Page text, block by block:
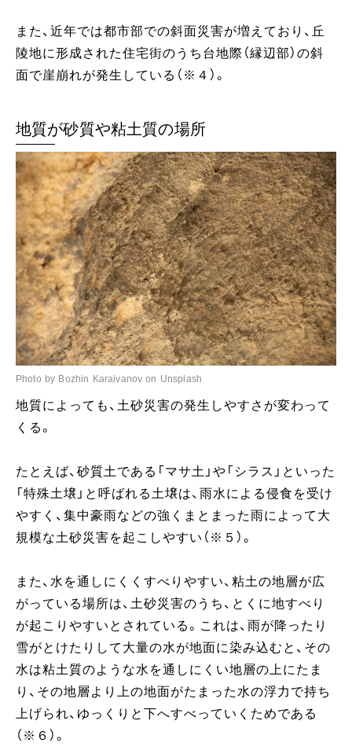
また、近年では都市部での斜面災害が増えており、丘
陵地に形成された住宅街のうち台地際（縁辺部）の斜
面で崖崩れが発生している（※４）。
地質が砂質や粘土質の場所
Photo by Bozhin Karaivanov on Unsplash
地質によっても、土砂災害の発生しやすさが変わって
くる。
たとえば、砂質土である「マサ土」や「シラス」といった
「特殊土壌」と呼ばれる土壌は、雨水による侵食を受け
やすく、集中豪雨などの強くまとまった雨によって大
規模な土砂災害を起こしやすい（※５）。
また、水を通しにくくすべりやすい、粘土の地層が広
がっている場所は、土砂災害のうち、とくに地すべり
が起こりやすいとされている。これは、雨が降ったり
雪がとけたりして大量の水が地面に染み込むと、その
水は粘土質のような水を通しにくい地層の上にたま
り、その地層より上の地面がたまった水の浮力で持ち
上げられ、ゆっくりと下へすべっていくためである
（※６）。